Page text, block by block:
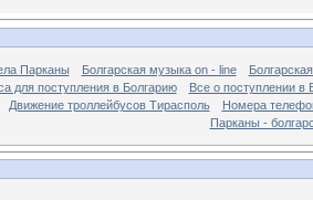
Парканы Болгарская музыка on - line
для поступления в Болгарию
Все о поступлении в
Движение троллейбусов Тирасполь
Номера
Парканы -